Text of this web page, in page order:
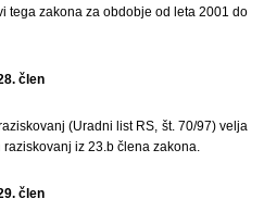
tega zakona za obdobje od leta 2001 do
člen
(Uradni list RS, št. 70/97) velja
iz 23.b člena zakona.
člen